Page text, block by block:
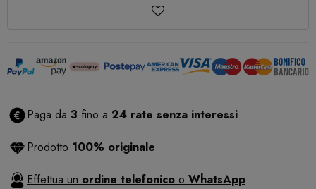
Paga da 3 fino a 24 rate senza interessi
Prodotto 100% originale
Effettua un ordine telefonico o WhatsApp